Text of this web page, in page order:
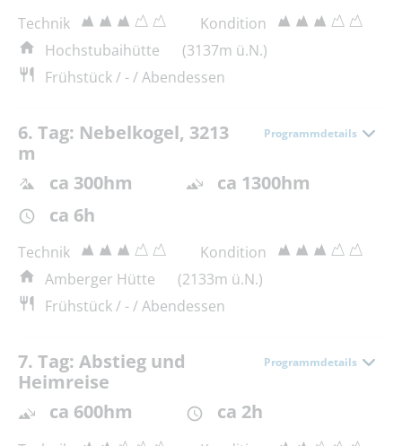
Technik
Kondition
Hochstubaihütte
(3137m ü.N.)
Frühstück / - / Abendessen
6. Tag: Nebelkogel, 3213
m
Programmdetails
ca 300hm
ca 1300hm
ca 6h
Technik
Kondition
Amberger Hütte
(2133m ü.N.)
Frühstück / - / Abendessen
7. Tag: Abstieg und
Heimreise
Programmdetails
ca 600hm ca 2h